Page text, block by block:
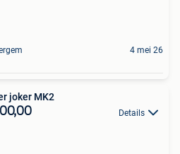
4 mei 26
joker MK2
Details